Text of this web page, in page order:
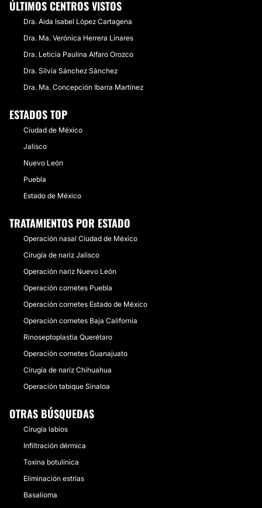
ÚLTIMOS CENTROS VISTOS
Dra. Aida Isabel López Cartagena
Dra. Ma. Verónica Herrera Linares
Dra. Leticia Paulina Alfaro Orozco
Dra. Silvia Sánchez Sánchez
Dra. Ma. Concepción Ibarra Martínez
ESTADOS TOP
Ciudad de México
Jalisco
Nuevo León
Puebla
Estado de México
TRATAMIENTOS POR ESTADO
Operación nasal Ciudad de México
Cirugía de nariz Jalisco
Operación nariz Nuevo León
Operación cornetes Puebla
Operación cornetes Estado de México
Operación cornetes Baja California
Rinoseptoplastia Querétaro
Operación cornetes Guanajuato
Cirugía de nariz Chihuahua
Operación tabique Sinaloa
OTRAS BÚSQUEDAS
Cirugía labios
Infiltración dérmica
Toxina botulínica
Eliminación estrías
Basalioma